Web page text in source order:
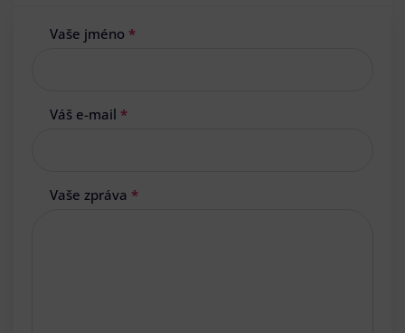
Vaše jméno *
Váš e-mail *
Vaše zpráva *